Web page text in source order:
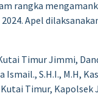
rangka
Apel
Timur Jimmi,
S.H.I., M.H,
Timur, Kapolsek